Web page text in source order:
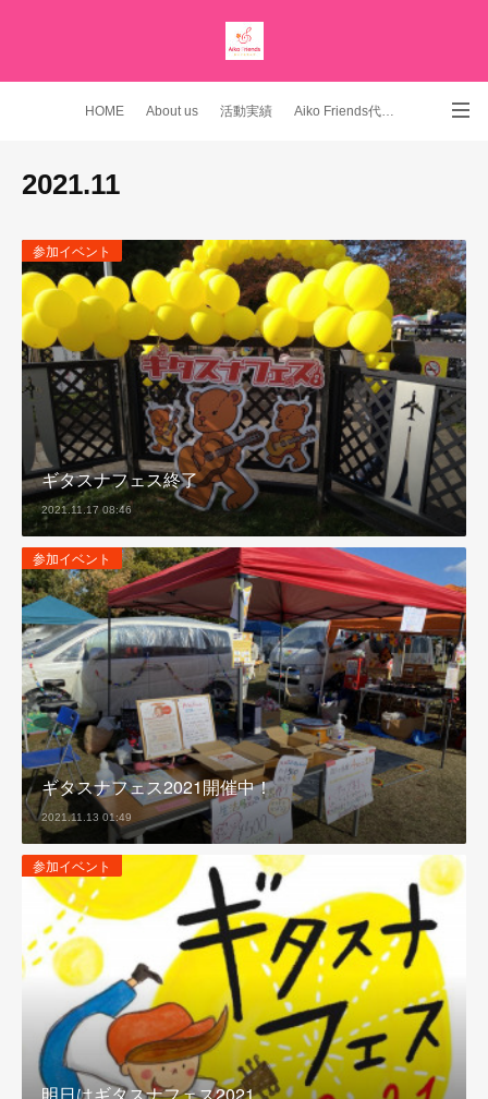
HOME About us 活動実績 Aiko Friends代表 YouTubeチャンネル
2021.11
参加イベント
ギタスナフェス終了
2021.11.17 08:46
参加イベント
ギタスナフェス2021開催中！
2021.11.13 01:49
参加イベント